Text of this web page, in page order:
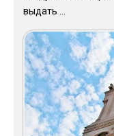
выдать ...